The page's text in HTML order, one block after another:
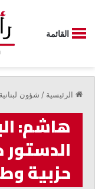
القائمة
الرئيسية / شؤون لبنانية
هاشم:
الدستور
حزبية